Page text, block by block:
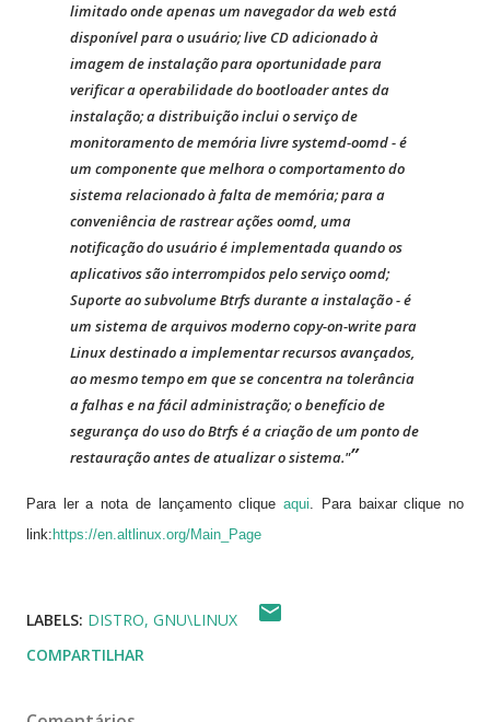
limitado onde apenas um navegador da web está
disponível para o usuário; live CD adicionado à
imagem de instalação para oportunidade para
verificar a operabilidade do bootloader antes da
instalação; a distribuição inclui o serviço de
monitoramento de memória livre systemd-oomd - é
um componente que melhora o comportamento do
sistema relacionado à falta de memória; para a
conveniência de rastrear ações oomd, uma
notificação do usuário é implementada quando os
aplicativos são interrompidos pelo serviço oomd;
Suporte ao subvolume Btrfs durante a instalação - é
um sistema de arquivos moderno copy-on-write para
Linux destinado a implementar recursos avançados,
ao mesmo tempo em que se concentra na tolerância
a falhas e na fácil administração; o benefício de
segurança do uso do Btrfs é a criação de um ponto de
restauração antes de atualizar o sistema."
Para ler a nota de lançamento cliqueaqui. Para baixar clique no
link: https://en.altlinux.org/Main_Page
LABELS: DISTRO GNU\LINUX
COMPARTILHAR